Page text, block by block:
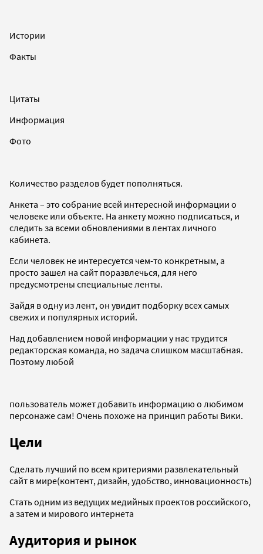
Истории
Факты
Цитаты
Информация
Фото
Количество разделов будет пополняться.
Анкета – это собрание всей интересной информации о
человеке или объекте. На анкету можно подписаться, и
следить за всеми обновлениями в лентах личного
кабинета.
Если человек не интересуется чем-то конкретным, а
просто зашел на сайт поразвлечься, для него
предусмотрены специальные ленты.
Зайдя в одну из лент, он увидит подборку всех самых
свежих и популярных историй.
Над добавлением новой информации у нас трудится
редакторская команда, но задача слишком масштабная.
Поэтому любой
пользователь может добавить информацию о любимом
персонаже сам! Очень похоже на принцип работы Вики.
Цели
Сделать лучший по всем критериями развлекательный
сайт в мире(контент, дизайн, удобство, инновационность)
Стать одним из ведущих медийных проектов российского,
а затем и мирового интернета
Аудитория и рынок